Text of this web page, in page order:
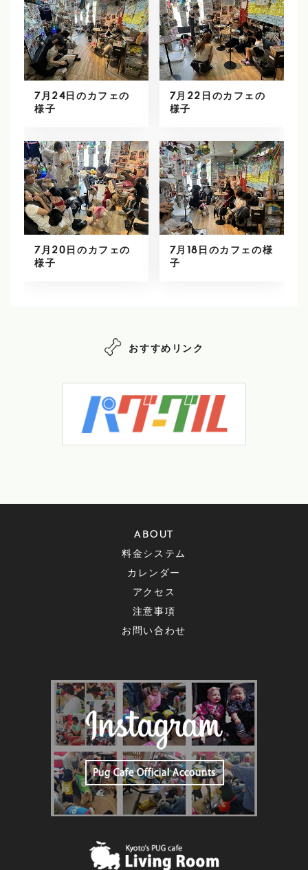
7月24日のカフェの
様子
7月22日のカフェの
様子
7月20日のカフェの
様子
7月18日のカフェの様
子
おすすめリンク
ABOUT
料金システム
カレンダー
アクセス
注意事項
お問い合わせ